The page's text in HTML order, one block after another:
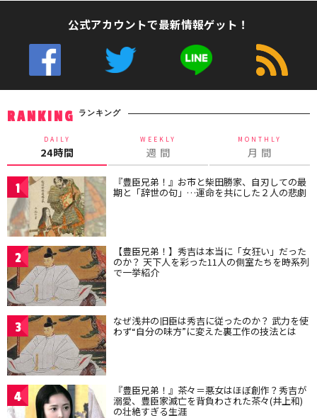
公式アカウントで最新情報ゲット！
RANKING ランキング
DAILY
24時間
WEEKLY
週 間
MONTHLY
月 間
1 『豊臣兄弟！』お市と柴田勝家、自刃しての最
期と「辞世の句」…運命を共にした２人の悲劇
2 【豊臣兄弟！】秀吉は本当に「女狂い」だった
のか？ 天下人を彩った11人の側室たちを時系列
で一挙紹介
3 なぜ浅井の旧臣は秀吉に従ったのか？ 武力を使
わず“自分の味方”に変えた裏工作の技法とは
4 『豊臣兄弟！』茶々＝悪女はほぼ創作？秀吉が
溺愛、豊臣家滅亡を背負わされた茶々(井上和)
の壮絶すぎる生涯